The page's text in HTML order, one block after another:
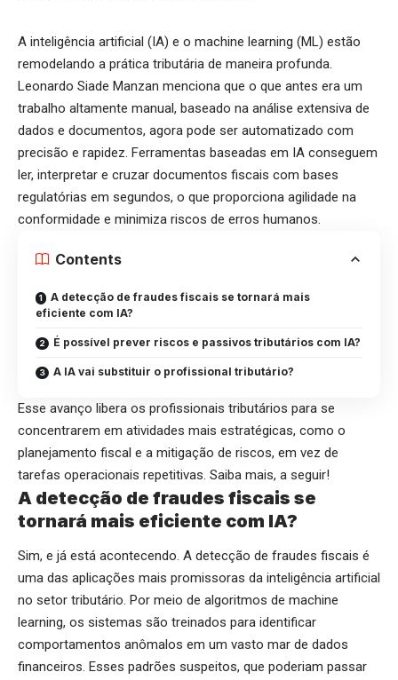
A inteligência artificial (IA) e o machine learning (ML) estão
remodelando a prática tributária de maneira profunda.
Leonardo Siade Manzan menciona que o que antes era um
trabalho altamente manual, baseado na análise extensiva de
dados e documentos, agora pode ser automatizado com
precisão e rapidez. Ferramentas baseadas em IA conseguem
ler, interpretar e cruzar documentos fiscais com bases
regulatórias em segundos, o que proporciona agilidade na
conformidade e minimiza riscos de erros humanos.
Contents
A detecção de fraudes fiscais se tornará mais
eficiente com IA?
É possível prever riscos e passivos tributários com IA?
A IA vai substituir o profissional tributário?
Esse avanço libera os profissionais tributários para se
concentrarem em atividades mais estratégicas, como o
planejamento fiscal e a mitigação de riscos, em vez de
tarefas operacionais repetitivas. Saiba mais, a seguir!
A detecção de fraudes fiscais se
tornará mais eficiente com IA?
Sim, e já está acontecendo. A detecção de fraudes fiscais é
uma das aplicações mais promissoras da inteligência artificial
no setor tributário. Por meio de algoritmos de machine
learning, os sistemas são treinados para identificar
comportamentos anômalos em um vasto mar de dados
financeiros. Esses padrões suspeitos, que poderiam passar